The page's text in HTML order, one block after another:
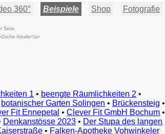
360° Beispiele Shop Fotografie
Seite.
Amalie</a>
1 • beengte Räumlichkeiten 2 •
botanischer Garten Solingen • Brückensteig •
Fit Ennepetal • Clever Fit GmbH Bochum •
Denkanstösse 2023 • Der Stupa des langen
• Falken-Apotheke Vohwinkeler